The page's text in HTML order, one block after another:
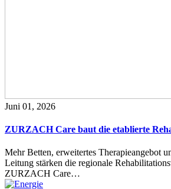
Juni 01, 2026
ZURZACH Care baut die etablierte
Mehr Betten, erweitertes Therapieangebot
Leitung stärken die regionale
ZURZACH Care…